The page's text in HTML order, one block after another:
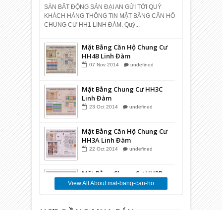
SÀN BẤT ĐỘNG SẢN ĐẠI AN GỬI TỚI QUÝ
KHÁCH HÀNG THÔNG TIN MẶT BẰNG CĂN HÔ
CHUNG CƯ HH1 LINH ĐÀM. Quý...
Mặt Bằng Căn Hộ Chung Cư
HH4B Linh Đàm
07 Nov 2014 undefined
Mặt Bằng Chung Cư HH3C
Linh Đàm
23 Oct 2014 undefined
Mặt Bằng Căn Hộ Chung Cư
HH3A Linh Đàm
22 Oct 2014 undefined
Mặt Bằng Chung Cư HH3B
Linh Đàm
16 Oct 2014 undefined
View All About mat-bang-can-ho